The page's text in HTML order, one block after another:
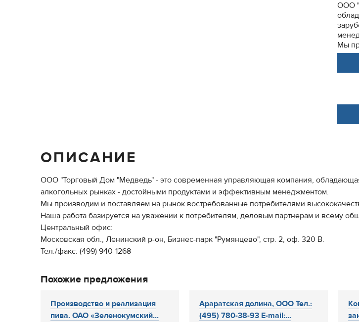
ООО
Мы
ОПИСАНИЕ
ООО "Торговый Дом "Медведь" - это современная управляющая компания,
алкогольных рынках - достойными продуктами и эффективным менеджментом.
Мы производим и поставляем на рынок востребованные потребителями
Наша работа базируется на уважении к потребителям, деловым партнерам и всему
Центральный офис:
Московская обл., Ленинский р-он, Бизнес-парк "Румянцево", стр. 2, оф. 320 В.
Тел./факс: (499) 940-1268
Похожие предложения
Производство и реализация
пива. ОАО «Зеленокумский...
Араратская долина, ООО Тел.:
(495) 780-38-93 E-mail:...